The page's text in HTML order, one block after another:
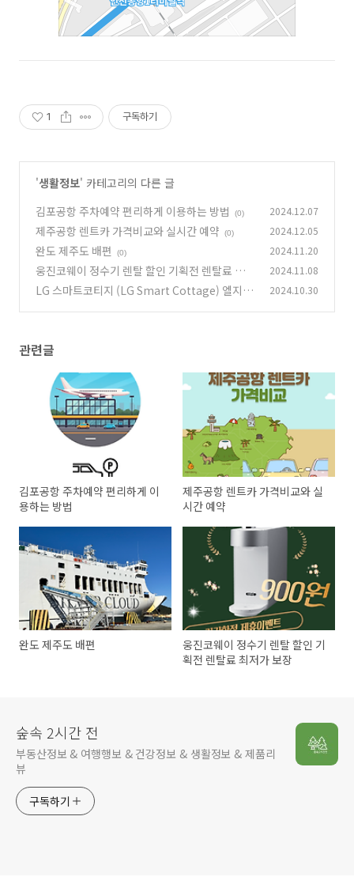
1 구독하기
'생활정보' 카테고리의 다른 글
김포공항 주차예약 편리하게 이용하는 방법
(0) 2024.12.07
제주공항 렌트카 가격비교와 실시간 예약 (0) 2024.12.05
완도 제주도 배편 (0) 2024.11.20
웅진코웨이 정수기 렌탈 할인 기획전 렌탈료 최저
가 보장
(0)
2024.11.08
LG 스마트코티지 (LG Smart Cottage) 엘지 전
2024.10.30
관련글
김포공항 주차예약 편리하게 이
용하는 방법
제주공항 렌트카 가격비교와 실
시간 예약
완도 제주도 배편
웅진코웨이 정수기 렌탈 할인 기
획전 렌탈료 최저가 보장
숲속 2시간 전
부동산정보 & 여행행보 & 건강정보 & 생활정보 & 제품리
뷰
구독하기